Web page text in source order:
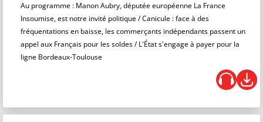
Au programme : Manon Aubry, députée européenne La France
Insoumise, est notre invité politique / Canicule : face à des
fréquentations en baisse, les commerçants indépendants passent un
appel aux Français pour les soldes / L'État s'engage à payer pour la
ligne Bordeaux-Toulouse